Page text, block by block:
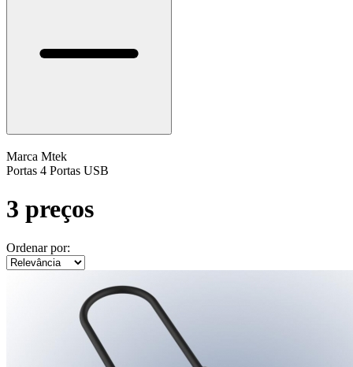
Marca Mtek
Portas 4 Portas USB
3 preços
Ordenar por: